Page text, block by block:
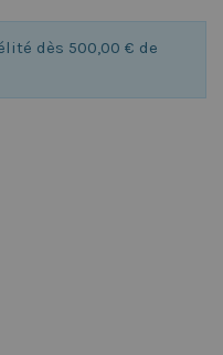
dès 500,00 € de